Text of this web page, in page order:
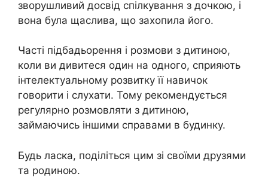
зворушливий досвід спілкування з дочкою, і
вона була щаслива, що захопила його.
Часті підбадьорення і розмови з дитиною,
коли ви дивитеся один на одного, сприяють
інтелектуальному розвитку її навичок
говорити і слухати. Тому рекомендується
регулярно розмовляти з дитиною,
займаючись іншими справами в будинку.
Будь ласка, поділіться цим зі своїми друзями
та родиною.